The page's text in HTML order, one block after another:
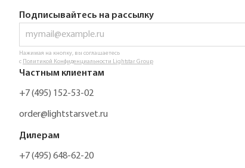
Подписывайтесь на рассылку
Нажимая на кнопку, вы соглашаетесь
с Политикой Конфиденциальности Lightstar Group
Частным клиентам
+7 (495) 152-53-02
order@lightstarsvet.ru
Дилерам
+7 (495) 648-62-20